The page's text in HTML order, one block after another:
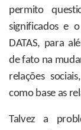
permito
significados e
DATAS, para
de fato na
relações
como base as
Talvez a